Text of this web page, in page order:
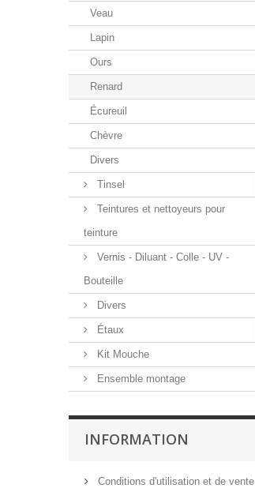
Veau
Lapin
Ours
Renard
Écureuil
Chèvre
Divers
Tinsel
Teintures et nettoyeurs pour
teinture
Vernis - Diluant - Colle - UV -
Bouteille
Divers
Étaux
Kit Mouche
Ensemble montage
INFORMATION
Conditions d'utilisation et de vente